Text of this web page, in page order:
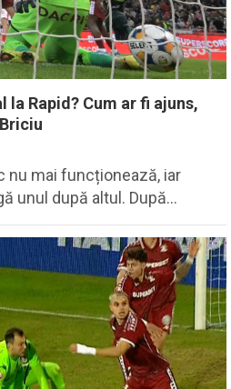
la Rapid? Cum ar fi ajuns,
nu mai funcționează, iar
unul după altul. După…